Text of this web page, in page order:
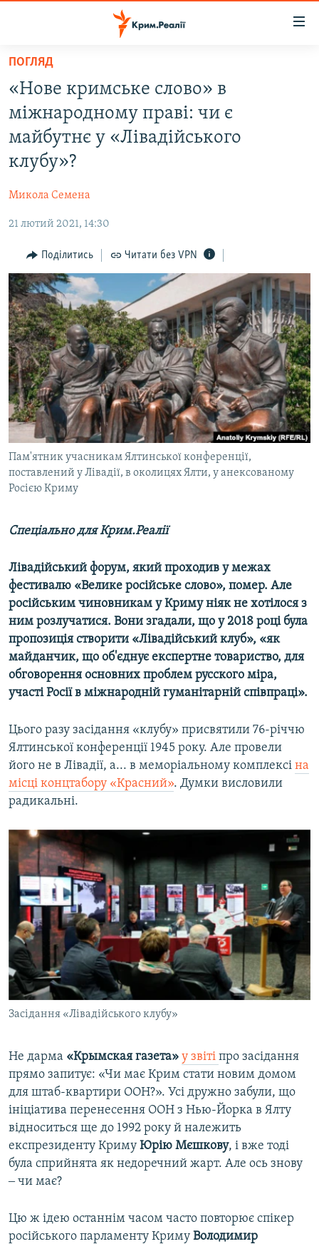
Перейти
основного
матеріалу
Перейти
до
основної
Перейти
до
ВОДА.КРИМ
ВІДЕО ТА ФОТО
ПОЛІТИКА
ІНТЕРВ'Ю
ВСЕ ЗА ДЕНЬ
СПЕЦПРОЕКТИ
ДЕПОРТАЦІЯ
ВІДЕОУРОКИ «ELIFBE»
СВІДЧЕННЯ ОКУПАЦІЇ
УКРАЇНСЬКА ПРОБЛЕМА КРИМУ
ІНФОГРАФІКА
ЯК ОБІЙТИ БЛОКУВАННЯ
Русский
Qırımtatar
ДОЛУЧАЙСЯ!
Усі сайти RFE/RL
ПОГЛЯД
«Нове кримське слово» в
міжнародному праві: чи є
майбутнє у «Лівадійського
клубу»?
Микола Семена
21 лютий 2021, 14:30
Поділитись Читати без VPN
Пам'ятник учасникам Ялтинської конференції,
поставлений у Лівадії, в околицях Ялти, у анексованому
Росією Криму
Спеціально для Крим.Реалії
Лівадійський форум, який проходив у межах
фестивалю «Велике російське слово», помер. Але
російським чиновникам у Криму ніяк не хотілося з
ним розлучатися. Вони згадали, що у 2018 році була
пропозиція створити «Лівадійський клуб», «як
майданчик, що об'єднує експертне товариство, для
обговорення основних проблем русского міра,
участі Росії в міжнародній гуманітарній співпраці».
Цього разу засідання «клубу» присвятили 76-річчю
Ялтинської конференції 1945 року. Але провели
його не в Лівадії, а... в меморіальному комплексі на
місці концтабору «Красний». Думки висловили
радикальні.
Засідання «Лівадійського клубу»
Не дарма «Крымская газета» у звіті про засідання
прямо запитує: «Чи має Крим стати новим домом
для штаб-квартири ООН?». Усі дружно забули, що
ініціатива перенесення ООН з Нью-Йорка в Ялту
відноситься ще до 1992 року й належить
експрезиденту Криму Юрію Мєшкову, і вже тоді
була сприйнята як недоречний жарт. Але ось знову
‒ чи має?
Цю ж ідею останнім часом часто повторює спікер
російського парламенту Криму Володимир